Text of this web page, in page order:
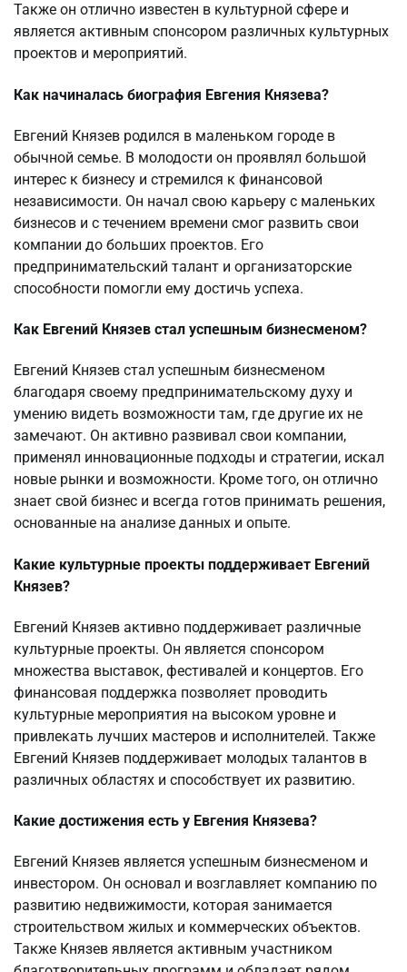
Также он отлично известен в культурной сфере и
является активным спонсором различных культурных
проектов и мероприятий.
Как начиналась биография Евгения Князева?
Евгений Князев родился в маленьком городе в
обычной семье. В молодости он проявлял большой
интерес к бизнесу и стремился к финансовой
независимости. Он начал свою карьеру с маленьких
бизнесов и с течением времени смог развить свои
компании до больших проектов. Его
предпринимательский талант и организаторские
способности помогли ему достичь успеха.
Как Евгений Князев стал успешным бизнесменом?
Евгений Князев стал успешным бизнесменом
благодаря своему предпринимательскому духу и
умению видеть возможности там, где другие их не
замечают. Он активно развивал свои компании,
применял инновационные подходы и стратегии, искал
новые рынки и возможности. Кроме того, он отлично
знает свой бизнес и всегда готов принимать решения,
основанные на анализе данных и опыте.
Какие культурные проекты поддерживает Евгений
Князев?
Евгений Князев активно поддерживает различные
культурные проекты. Он является спонсором
множества выставок, фестивалей и концертов. Его
финансовая поддержка позволяет проводить
культурные мероприятия на высоком уровне и
привлекать лучших мастеров и исполнителей. Также
Евгений Князев поддерживает молодых талантов в
различных областях и способствует их развитию.
Какие достижения есть у Евгения Князева?
Евгений Князев является успешным бизнесменом и
инвестором. Он основал и возглавляет компанию по
развитию недвижимости, которая занимается
строительством жилых и коммерческих объектов.
Также Князев является активным участником